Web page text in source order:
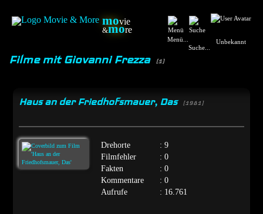
movie
&more
Menü...
Suche...
Unbekannt
Filme mit Giovanni Frezza (1)
Haus an der Friedhofsmauer, Das [1981]
Drehorte
: 9
Filmfehler
: 0
Fakten
: 0
Kommentare
: 0
Aufrufe
: 16.761